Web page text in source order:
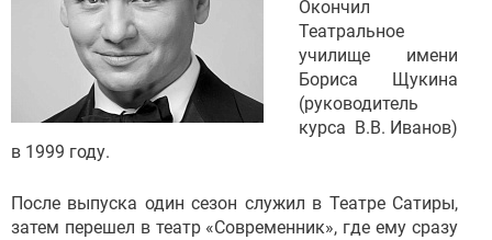
Окончил
Театральное
училище имени
Бориса Щукина
(руководитель
курса В.В. Иванов)
в 1999 году.
После выпуска один сезон служил в Театре Сатиры,
затем перешел в театр «Современник», где ему сразу